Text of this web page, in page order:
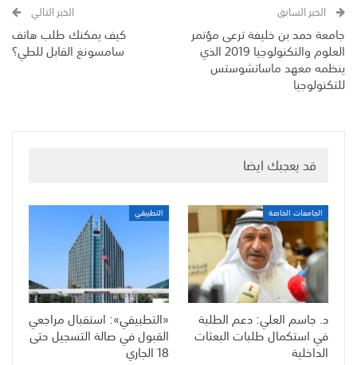
الخبر السابق
جامعة حمد بن خليفة ترعى مؤتمر
العلوم والتكنولوجيا 2019 الذي
ينظمه معهد ماساتشوستس
للتكنولوجيا
الخبر التالي
كيف يمكنك طلب هاتف
سامسونغ القابل للطي؟
قد يعجبك ايضا
الجامعات الخاصة
د. جاسم العلي: دعم الطلبة
في استكمال طلبات البعثات
الداخلية
التطبيقي
«التطبيقي»: استقبال مراجعي
القبول في صالة التسجيل حتى
18 الجاري